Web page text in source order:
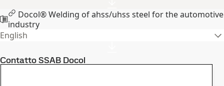
Docol® Welding of ahss/uhss steel for the automotive
industry
English
Contatto SSAB Docol